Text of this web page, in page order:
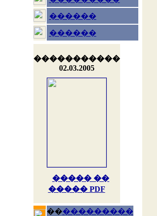
������
������
�����������
02.03.2005
����� ��
����� PDF
�����������